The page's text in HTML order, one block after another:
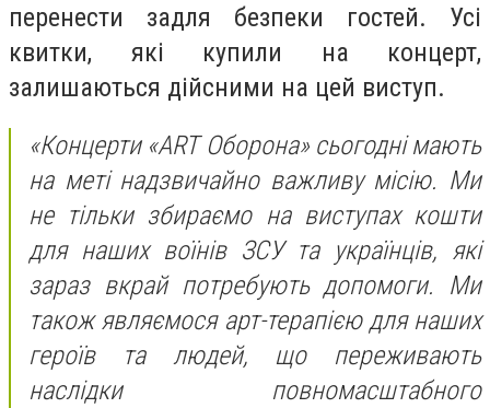
перенести задля безпеки гостей. Усі
квитки, які купили на концерт,
залишаються дійсними на цей виступ.
«Концерти «ART Оборона» сьогодні мають
на меті надзвичайно важливу місію. Ми
не тільки збираємо на виступах кошти
для наших воїнів ЗСУ та українців, які
зараз вкрай потребують допомоги. Ми
також являємося арт-терапією для наших
героїв та людей, що переживають
наслідки повномасштабного